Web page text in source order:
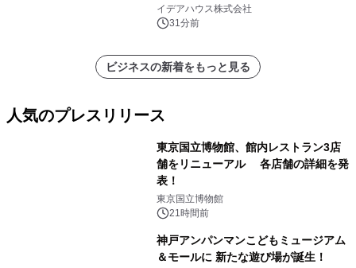
問い合せ件数が前年比約1.4倍に増加
イデアハウス株式会社
31分前
ビジネスの新着をもっと見る
人気のプレスリリース
東京国立博物館、館内レストラン3店
舗をリニューアル 各店舗の詳細を発
表！
東京国立博物館
21時間前
神戸アンパンマンこどもミュージアム
＆モールに 新たな遊び場が誕生！